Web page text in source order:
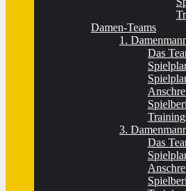
Damen-Teams
1.
Das
3.
Das